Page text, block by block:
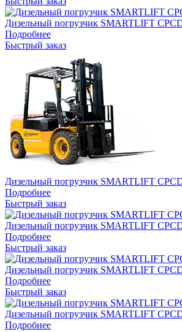
Дизельный погрузчик SMARTLIFT
Подробнее
Быстрый заказ
Дизельный погрузчик SMARTLIFT
Подробнее
Быстрый заказ
Дизельный погрузчик SMARTLIFT
Подробнее
Быстрый заказ
Дизельный погрузчик SMARTLIFT
Подробнее
Быстрый заказ
Дизельный погрузчик SMARTLIFT
Подробнее